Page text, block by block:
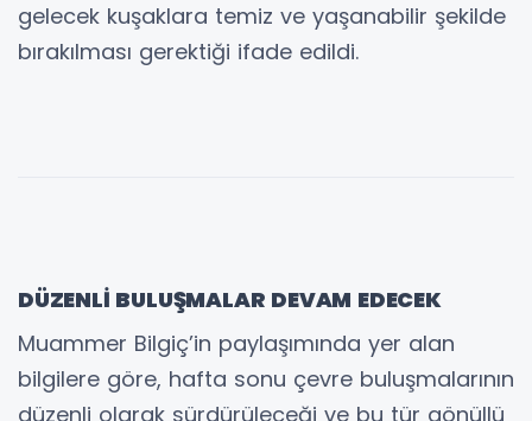
gelecek kuşaklara temiz ve yaşanabilir şekilde
bırakılması gerektiği ifade edildi.
DÜZENLİ BULUŞMALAR DEVAM EDECEK
Muammer Bilgiç’in paylaşımında yer alan
bilgilere göre, hafta sonu çevre buluşmalarının
düzenli olarak sürdürüleceği ve bu tür gönüllü